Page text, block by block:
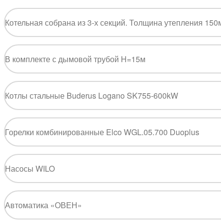
Котельная собрана из 3-х секций. Толщина утепления
В комплекте с дымовой трубой H=15м
Котлы стальные Buderus Logano SK755-600kW
Горелки комбинированные Elco WGL.05.700 Duoplus
Насосы WILO
Автоматика «ОВЕН»